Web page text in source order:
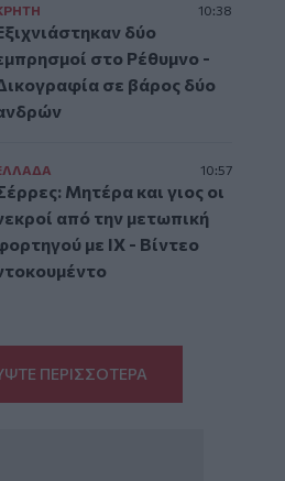
10:38
δύο
στο Ρέθυμνο -
σε βάρος δύο
10:57
Μητέρα και γιος οι
από την μετωπική
με ΙΧ - Βίντεο
ΠΕΡΙΣΣΟΤΕΡΑ